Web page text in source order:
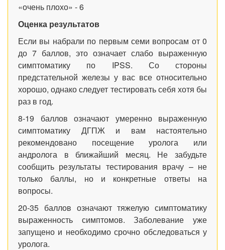
«очень плохо» - 6
Оценка результатов
Если вы набрали по первым семи вопросам от 0
до 7 баллов, это означает слабо выраженную
симптоматику по IPSS. Со стороны
предстательной железы у вас все относительно
хорошо, однако следует тестировать себя хотя бы
раз в год.
8-19 баллов означают умеренно выраженную
симптоматику ДГПЖ и вам настоятельно
рекомендовано посещение уролога или
андролога в ближайший месяц. Не забудьте
сообщить результаты тестирования врачу – не
только баллы, но и конкретные ответы на
вопросы.
20-35 баллов означают тяжелую симптоматику
выраженность симптомов. Заболевание уже
запущено и необходимо срочно обследоваться у
уролога.